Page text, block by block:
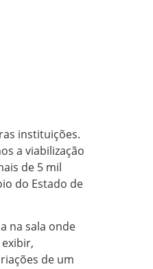
instituições.
a viabilização
de 5 mil
do Estado de
na sala onde
de um